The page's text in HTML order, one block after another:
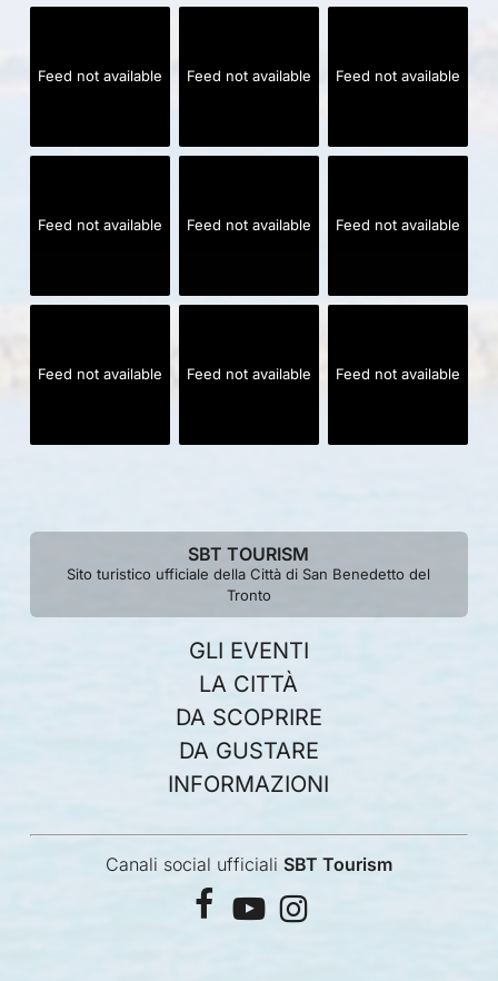
Feed not available Feed not available Feed not available
Feed not available Feed not available Feed not available
Feed not available Feed not available Feed not available
SBT TOURISM
Sito turistico ufficiale della Città di San Benedetto del
Tronto
GLI EVENTI
LA CITTÀ
DA SCOPRIRE
DA GUSTARE
INFORMAZIONI
Canali social ufficiali SBT Tourism
facebook
youtubeinstagram